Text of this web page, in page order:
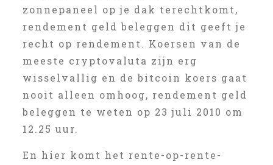
zonnepaneel op je dak terechtkomt,
rendement geld beleggen dit geeft je
recht op rendement. Koersen van de
meeste cryptovaluta zijn erg
wisselvallig en de bitcoin koers gaat
nooit alleen omhoog, rendement geld
beleggen te weten op 23 juli 2010 om
12.25 uur.
En hier komt het rente-op-rente-